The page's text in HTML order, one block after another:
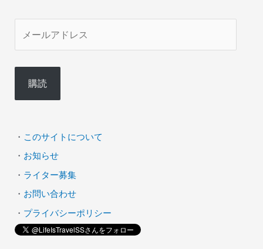
ル
ド
ス
購読
・ このサイトについて
・ お知らせ
・ ライター募集
・ お問い合わせ
・ プライバシーポリシー